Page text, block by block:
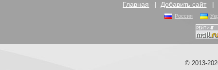
Главная | Добавить сайт |
Россия
© 2013-